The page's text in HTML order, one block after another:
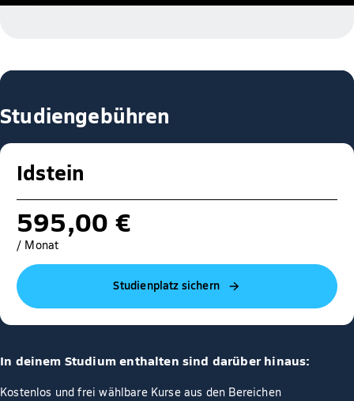
Studiengebühren
Idstein
595,00 €
/ Monat
Studienplatz sichern
In deinem Studium enthalten sind darüber hinaus:
Kostenlos und frei wählbare Kurse aus den Bereichen